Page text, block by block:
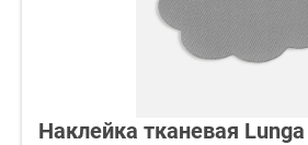
Наклейка тканевая